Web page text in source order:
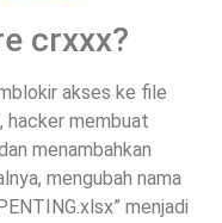
crxxx?
akses ke file
hacker membuat
menambahkan
mengubah nama
menjadi